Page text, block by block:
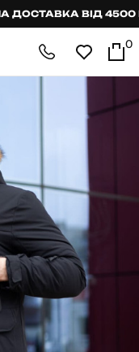
ВІД 4500
0